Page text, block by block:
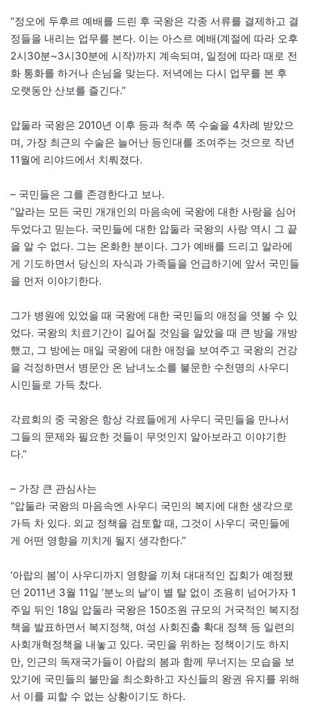
“정오에 두후르 예배를 드린 후 국왕은 각종 서류를 결제하고 결
정들을 내리는 업무를 본다. 이는 아스르 예배(계절에 따라 오후
2시30분~3시30분에 시작)까지 계속되며, 일정에 따라 때로 전
화 통화를 하거나 손님을 맞는다. 저녁에는 다시 업무를 본 후
오랫동안 산보를 즐긴다.”
압둘라 국왕은 2010년 이후 등과 척추 쪽 수술을 4차례 받았으
며, 가장 최근의 수술은 늘어난 등인대를 조여주는 것으로 작년
11월에 리야드에서 치뤄졌다.
– 국민들은 그를 존경한다고 보나.
“알라는 모든 국민 개개인의 마음속에 국왕에 대한 사랑을 심어
두었다고 믿는다. 국민들에 대한 압둘라 국왕의 사랑 역시 그 끝
을 알 수 없다. 그는 온화한 분이다. 그가 예배를 드리고 알라에
게 기도하면서 당신의 자식과 가족들을 언급하기에 앞서 국민들
을 먼저 이야기한다.
그가 병원에 있었을 때 국왕에 대한 국민들의 애정을 엿볼 수 있
었다. 국왕의 치료기간이 길어질 것임을 알았을 때 큰 방을 개방
했고, 그 방에는 매일 국왕에 대한 애정을 보여주고 국왕의 건강
을 걱정하면서 병문안 온 남녀노소를 불문한 수천명의 사우디
시민들로 가득 찼다.
각료회의 중 국왕은 항상 각료들에게 사우디 국민들을 만나서
그들의 문제와 필요한 것들이 무엇인지 알아보라고 이야기한
다.”
– 가장 큰 관심사는
“압둘라 국왕의 마음속엔 사우디 국민의 복지에 대한 생각으로
가득 차 있다. 외교 정책을 검토할 때, 그것이 사우디 국민들에
게 어떤 영향을 끼치게 될지 생각한다.”
‘아랍의 봄’이 사우디까지 영향을 끼쳐 대대적인 집회가 예정됐
던 2011년 3월 11일 ‘분노의 날’이 별 탈 없이 조용히 넘어가자 1
주일 뒤인 18일 압둘라 국왕은 150조원 규모의 거국적인 복지정
책을 발표하면서 복지정책, 여성 사회진출 확대 정책 등 일련의
사회개혁정책을 내놓고 있다. 국민을 위하는 정책이기도 하지
만, 인근의 독재국가들이 아랍의 봄과 함께 무너지는 모습을 보
았기에 국민들의 불만을 최소화하고 자신들의 왕권 유지를 위해
서 이를 피할 수 없는 상황이기도 하다.